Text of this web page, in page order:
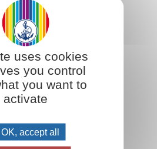
uses cookies
you control
you want to
activate
OK, accept all